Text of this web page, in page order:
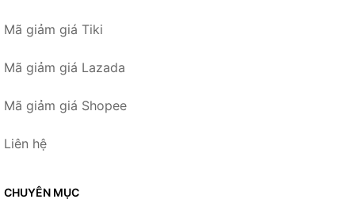
Mã giảm giá Tiki
Mã giảm giá Lazada
Mã giảm giá Shopee
Liên hệ
CHUYÊN MỤC